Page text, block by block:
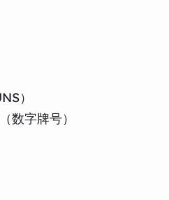
）
数字牌号）